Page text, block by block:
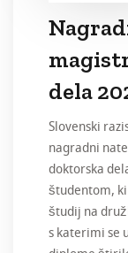
dela
Slovenski
nagradni
doktorska
študentom,
študij na
s katerimi se